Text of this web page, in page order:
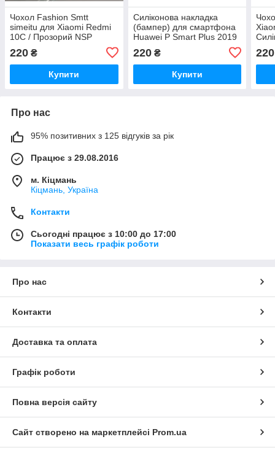
Чохол Fashion Smtt
simeitu для Xiaomi Redmi
10C / Прозорий NSP
220 ₴
Купити
Силіконова накладка
(бампер) для смартфона
Huawei P Smart Plus 2019
220₴
Купити
220
Про нас
95% позитивних з 125 відгуків за рік
Працює з 29.08.2016
м. Кіцмань
Кіцмань, Україна
Контакти
Сьогодні працює з 10:00 до 17:00
Показати весь графік роботи
Про нас
Контакти
Доставка та оплата
Графік роботи
Повна версія сайту
Сайт створено на маркетплейсі Prom.ua